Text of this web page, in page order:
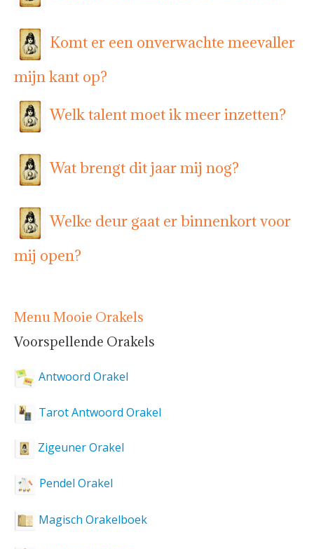
Komt er een onverwachte meevaller
mijn kant op?
Welk talent moet ik meer inzetten?
Wat brengt dit jaar mij nog?
Welke deur gaat er binnenkort voor
mij open?
Menu Mooie Orakels
Voorspellende Orakels
Antwoord Orakel
Tarot Antwoord Orakel
Zigeuner Orakel
Pendel Orakel
Magisch Orakelboek